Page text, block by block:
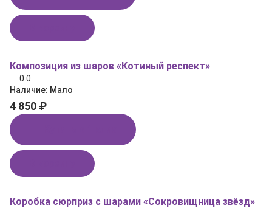
Композиция из шаров «Котиный респект»
0.0
Наличие: Мало
4 850 ₽
Коробка сюрприз с шарами «Сокровищница звёзд»